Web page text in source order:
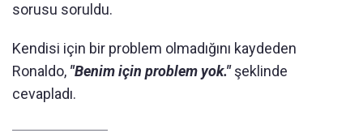
sorusu soruldu.
Kendisi için bir problem olmadığını kaydeden
Ronaldo, "Benim için problem yok."şeklinde
cevapladı.